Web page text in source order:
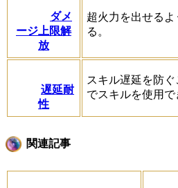
ダメ
ージ上限解
放
超火力を出せる
る。
遅延耐
性
スキル遅延を防
でスキルを使用で
関連記事